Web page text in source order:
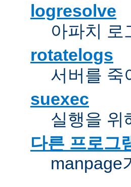
logresolve
아파치 로
rotatelogs
서버를 죽
suexec
실행을 위
다른 프로그
manpage